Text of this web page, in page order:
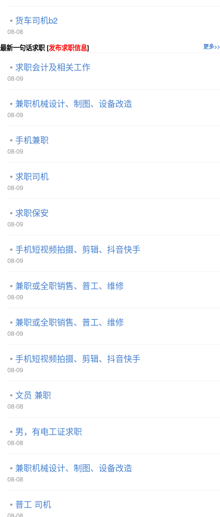
货车司机b2
08-08
更多>>
最新一句话求职 [发布求职信息]
求职会计及相关工作
08-09
兼职机械设计、制图、设备改造
08-09
手机兼职
08-09
求职司机
08-09
求职保安
08-09
手机短视频拍摄、剪辑、抖音快手
08-09
兼职或全职销售、普工、维修
08-09
兼职或全职销售、普工、维修
08-09
手机短视频拍摄、剪辑、抖音快手
08-09
文员 兼职
08-08
男，有电工证求职
08-08
兼职机械设计、制图、设备改造
08-08
普工 司机